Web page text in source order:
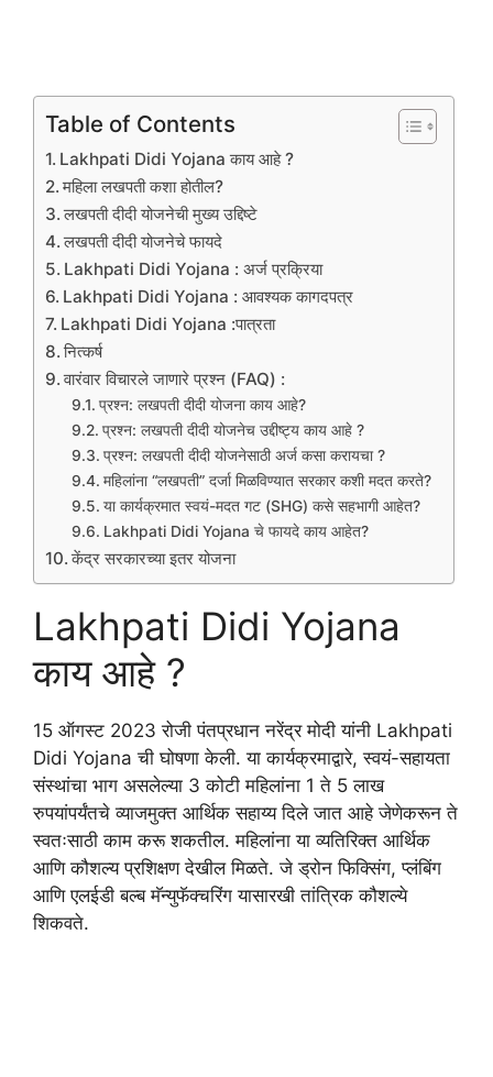
Table of Contents
Lakhpati Didi Yojana काय आहे ?
महिला लखपती कशा होतील?
लखपती दीदी योजनेची मुख्य उद्दिष्टे
लखपती दीदी योजनेचे फायदे
Lakhpati Didi Yojana : अर्ज प्रक्रिया
Lakhpati Didi Yojana : आवश्यक कागदपत्र
Lakhpati Didi Yojana :पात्रता
नित्कर्ष
वारंवार विचारले जाणारे प्रश्न (FAQ) :
प्रश्न: लखपती दीदी योजना काय आहे?
प्रश्न: लखपती दीदी योजनेच उद्दीष्ट्य काय आहे ?
प्रश्न: लखपती दीदी योजनेसाठी अर्ज कसा करायचा ?
महिलांना “लखपती” दर्जा मिळविण्यात सरकार कशी मदत करते?
या कार्यक्रमात स्वयं-मदत गट (SHG) कसे सहभागी आहेत?
Lakhpati Didi Yojana चे फायदे काय आहेत?
केंद्र सरकारच्या इतर योजना
Lakhpati Didi Yojana
काय आहे ?
15 ऑगस्ट 2023 रोजी पंतप्रधान नरेंद्र मोदी यांनी Lakhpati
Didi Yojana ची घोषणा केली. या कार्यक्रमाद्वारे, स्वयं-सहायता
संस्थांचा भाग असलेल्या 3 कोटी महिलांना 1 ते 5 लाख
रुपयांपर्यंतचे व्याजमुक्त आर्थिक सहाय्य दिले जात आहे जेणेकरून ते
स्वतःसाठी काम करू शकतील. महिलांना या व्यतिरिक्त आर्थिक
आणि कौशल्य प्रशिक्षण देखील मिळते. जे ड्रोन फिक्सिंग, प्लंबिंग
आणि एलईडी बल्ब मॅन्युफॅक्चरिंग यासारखी तांत्रिक कौशल्ये
शिकवते.